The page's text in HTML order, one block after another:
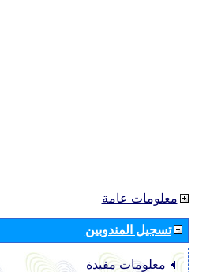
معلومات عامة
تسجيل المندوبين
معلومات مفيدة